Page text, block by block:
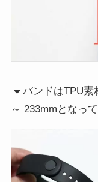
バンドはTPU素
～ 233mmとなって